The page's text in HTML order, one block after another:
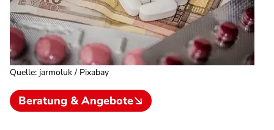
Quelle: jarmoluk / Pixabay
Beratung & Angebote